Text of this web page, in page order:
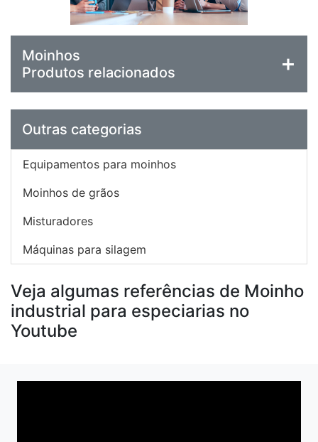
Moinhos
Produtos relacionados
Outras categorias
Equipamentos para moinhos
Moinhos de grãos
Misturadores
Máquinas para silagem
Veja algumas referências de Moinho
industrial para especiarias no
Youtube